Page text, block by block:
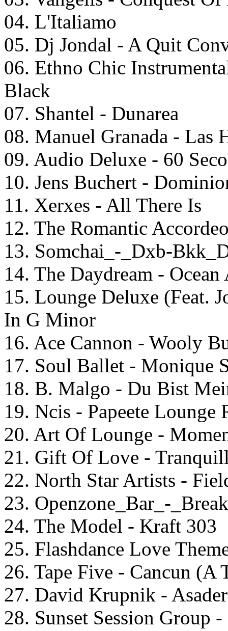
04. L'Italiamo
05. Dj Jondal - A Quit
06. Ethno Chic
Black
07. Shantel - Dunarea
08. Manuel Granada - Las
09. Audio Deluxe - 60
10. Jens Buchert -
11. Xerxes - All There Is
12. The Romantic
13. Somchai_-_Dxb-
14. The Daydream -
15. Lounge Deluxe (Feat.
In G Minor
16. Ace Cannon - Wooly
17. Soul Ballet - Monique
18. B. Malgo - Du Bist
19. Ncis - Papeete Lounge
20. Art Of Lounge -
21. Gift Of Love -
22. North Star Artists -
23. Openzone_Bar_-
24. The Model - Kraft 303
25. Flashdance Love
26. Tape Five - Cancun (A
27. David Krupnik - Asader
28. Sunset Session Group